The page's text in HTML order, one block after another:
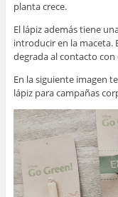
planta crece.
El lápiz además tiene
introducir en la maceta.
degrada al contacto con
En la siguiente imagen
lápiz para campañas